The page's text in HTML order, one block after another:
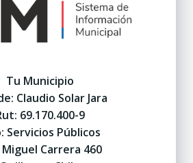
Tu Municipio
Claudio Solar Jara
69.170.400-9
Servicios Públicos
Miguel Carrera 460